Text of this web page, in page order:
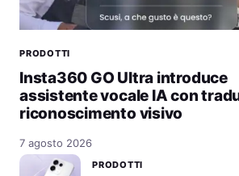
PRODOTTI
Insta360 GO Ultra introduce
assistente vocale IA con
riconoscimento visivo
7 agosto 2026
PRODOTTI